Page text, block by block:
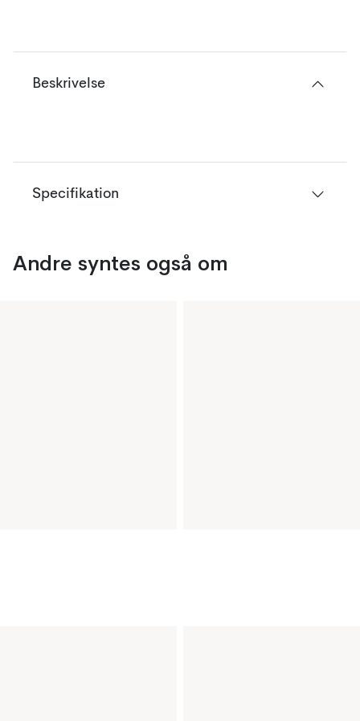
Beskrivelse
Specifikation
Andre syntes også om